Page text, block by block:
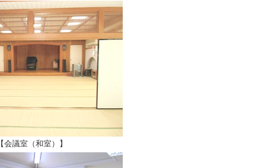
【会議室（和室）】​